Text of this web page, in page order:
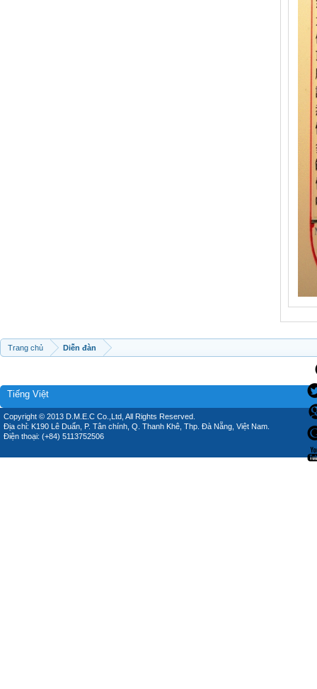
Trang chủ Diễn đàn
Tiếng Việt
Copyright © 2013 D.M.E.C Co.,Ltd, All Rights Reserved.
Địa chỉ: K190 Lê Duẩn, P. Tân chính, Q. Thanh Khê, Thp. Đà Nẵng, Việt Nam.
Điện thoại: (+84) 5113752506